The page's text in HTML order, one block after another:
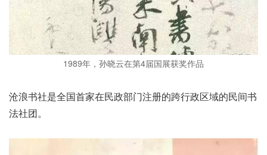
1989年，孙晓云在第4届国展获奖作品
沧浪书社是全国首家在民政部门注册的跨行政区域的民间书
法社团。